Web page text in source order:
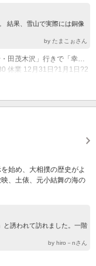
結果、雪山で実際には銅像
by たまこぉさん
(1)青森駅からバスで30分：市営バス「田茂木野・田茂木沢」行きで「幸畑墓苑下車」バス停前 または、市営バス「横内環状→青森駅」行で「幸畑下車」徒歩約10分
休業 12月31日?1月1日?2
始め、大相撲の歴史がよ
、土俵、元小結舞の海の
と誘われて訪れました。一階
by hiro－nさん